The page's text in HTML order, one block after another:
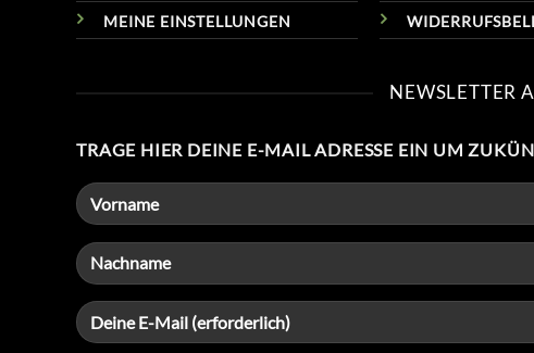
MEINE EINSTELLUNGEN
NEWSLETTER
TRAGE HIER DEINE E-MAIL ADRESSE EIN UM